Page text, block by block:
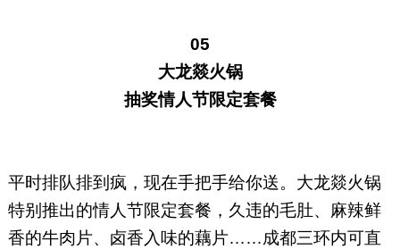
05
大龙燚火锅
抽奖情人节限定套餐
平时排队排到疯，现在手把手给你送。大龙燚火锅
特别推出的情人节限定套餐，久违的毛肚、麻辣鲜
香的牛肉片、卤香入味的藕片……成都三环内可直